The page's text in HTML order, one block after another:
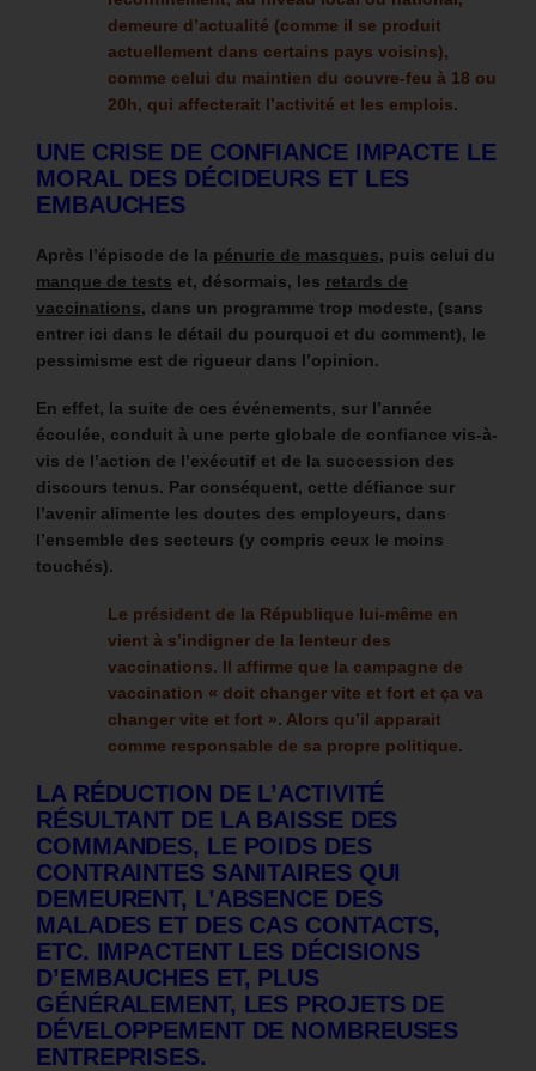
demeure d’actualité (comme il se produit
actuellement dans certains pays voisins),
comme celui du maintien du couvre-feu à 18 ou
20h, qui affecterait l’activité et les emplois.
UNE CRISE DE CONFIANCE IMPACTE LE
MORAL DES DÉCIDEURS ET LES
EMBAUCHES
Après l’épisode de la pénurie de masques, puis celui du
manque de tests et, désormais, les retards de
vaccinations, dans un programme trop modeste, (sans
entrer ici dans le détail du pourquoi et du comment), le
pessimisme est de rigueur dans l’opinion.
En effet, la suite de ces événements, sur l’année
écoulée, conduit à une perte globale de confiance vis-à-
vis de l’action de l’exécutif et de la succession des
discours tenus. Par conséquent, cette défiance sur
l’avenir alimente les doutes des employeurs, dans
l’ensemble des secteurs (y compris ceux le moins
touchés).
Le président de la République lui-même en
vient à s’indigner de la lenteur des
vaccinations. Il affirme que la campagne de
vaccination « doit changer vite et fort et ça va
changer vite et fort ». Alors qu’il apparait
comme responsable de sa propre politique.
LA RÉDUCTION DE L’ACTIVITÉ
RÉSULTANT DE LA BAISSE DES
COMMANDES, LE POIDS DES
CONTRAINTES SANITAIRES QUI
DEMEURENT, L’ABSENCE DES
MALADES ET DES CAS CONTACTS,
ETC. IMPACTENT LES DÉCISIONS
D’EMBAUCHES ET, PLUS
GÉNÉRALEMENT, LES PROJETS DE
DÉVELOPPEMENT DE NOMBREUSES
ENTREPRISES.